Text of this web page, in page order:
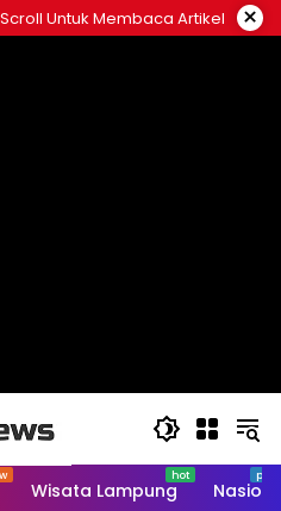
Scroll Untuk Membaca Artikel ×
Wisata Lampung